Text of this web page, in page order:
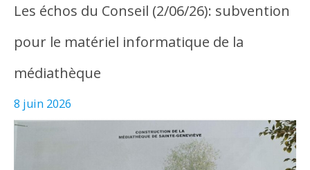
Les échos du Conseil (2/06/26): subvention
pour le matériel informatique de la
médiathèque
8 juin 2026